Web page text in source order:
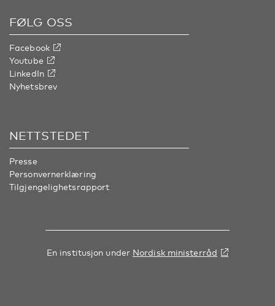
FØLG OSS
Facebook
Youtube
LinkedIn
Nyhetsbrev
NETTSTEDET
Presse
Personvernerklæring
Tilgjengelighetsrapport
En institusjon under Nordisk ministerråd